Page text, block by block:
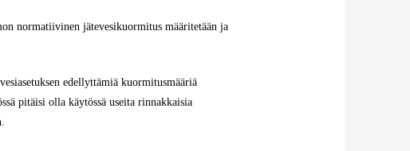
normatiivinen jätevesikuormitus määritetään ja
edellyttämiä kuormitusmääriä
pitäisi olla käytössä useita rinnakkaisia